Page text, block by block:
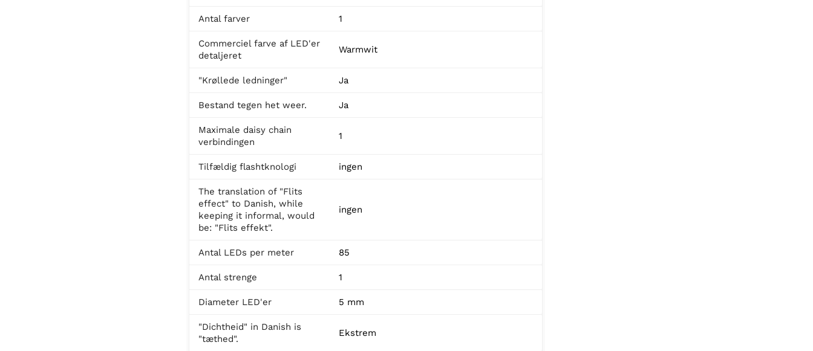
Antal farver 1
Commerciel farve af LED'er
detaljeret
Warmwit
"Krøllede ledninger" Ja
Bestand tegen het weer. Ja
Maximale daisy chain
verbindingen
1
Tilfældig flashtknologi ingen
The translation of "Flits
effect" to Danish, while
keeping it informal, would
be: "Flits effekt".
ingen
Antal LEDs per meter 85
Antal strenge 1
Diameter LED'er 5 mm
"Dichtheid" in Danish is
"tæthed".
Ekstrem